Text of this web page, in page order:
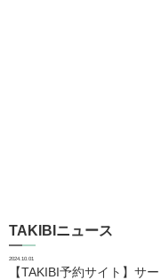
TAKIBIニュース
2024.10.01
【TAKIBI予約サイト】サ